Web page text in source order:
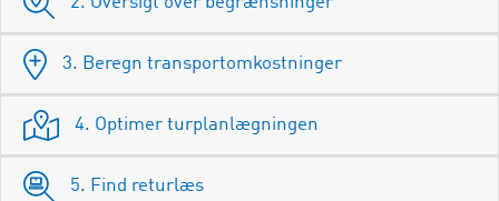
3. Beregn transportomkostninger
4. Optimer turplanlægningen
5. Find returlæs